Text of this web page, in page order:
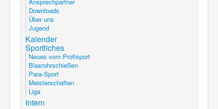
Downloads
Über uns
Jugend
Kalender
Sportliches
Neues vom Profisport
Blasrohrschießen
Para-Sport
Meisterschaften
Liga
Intern